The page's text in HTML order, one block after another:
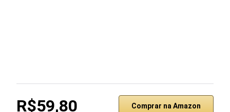
R$59,80 Comprar na Amazon